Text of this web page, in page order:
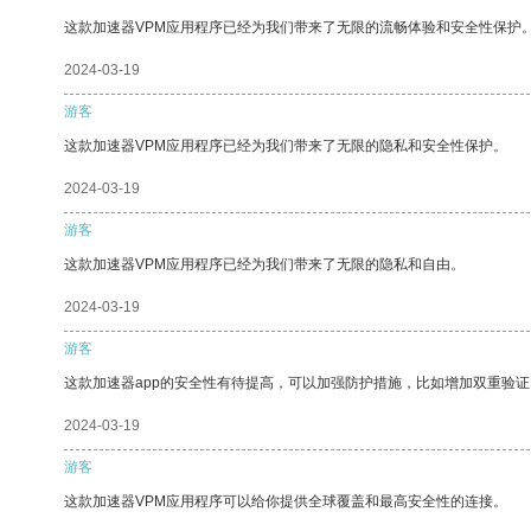
这款加速器VPM应用程序已经为我们带来了无限的流畅体验和安全性保护
2024-03-19
游客
这款加速器VPM应用程序已经为我们带来了无限的隐私和安全性保护。
2024-03-19
游客
这款加速器VPM应用程序已经为我们带来了无限的隐私和自由。
2024-03-19
游客
这款加速器app的安全性有待提高，可以加强防护措施，比如增加双重验
2024-03-19
游客
这款加速器VPM应用程序可以给你提供全球覆盖和最高安全性的连接。